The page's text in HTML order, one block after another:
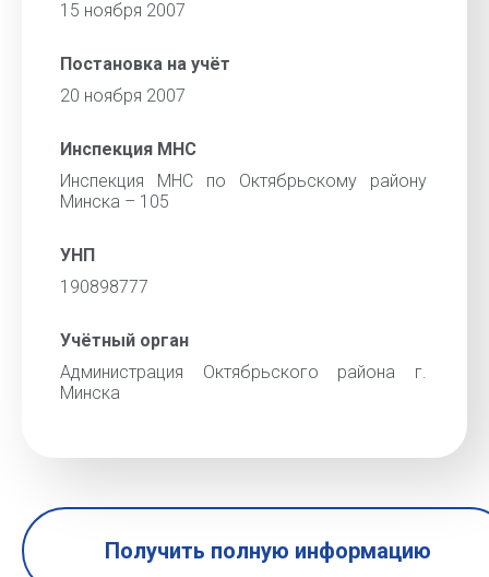
15 ноября 2007
Постановка на учёт
20 ноября 2007
Инспекция МНС
Инспекция МНС по Октябрьскому району
Минска – 105
УНП
190898777
Учётный орган
Администрация Октябрьского района г.
Минска
Получить полную информацию